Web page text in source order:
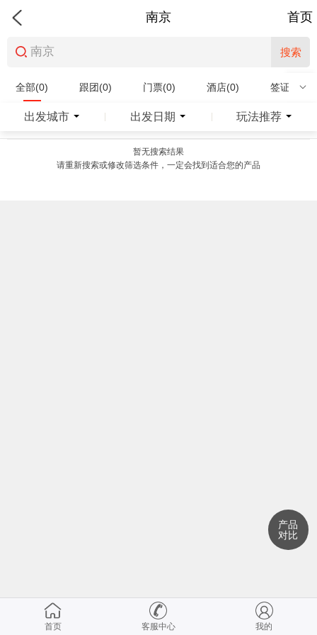
南京 首页
搜索
全部(0) 跟团(0) 门票(0) 酒店(0) 签证(0)
特产商品(0)
出发城市 出发日期 玩法推荐
暂无搜索结果
请重新搜索或修改筛选条件，一定会找到适合您的产品
产品
对比
首页 客服中心 我的